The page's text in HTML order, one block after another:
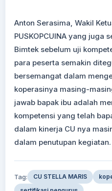
Anton Serasima, Wakil
PUSKOPCUINA yang juga
Bimtek sebelum uji
para peserta semakin
bersemangat dalam
koperasinya masing-
jawab bapak ibu adalah
kompetensi yang telah
dalam kinerja CU nya
dalam penutupan
Tag: CU STELLA MARIS